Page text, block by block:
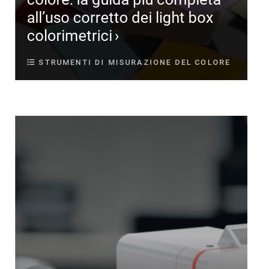
all’uso corretto dei light box
colorimetrici
STRUMENTI DI MISURAZIONE DEL COLORE